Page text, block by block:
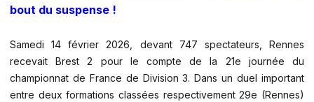
bout du suspense !
Samedi 14 février 2026, devant 747 spectateurs, Rennes
recevait Brest 2 pour le compte de la 21e journée du
championnat de France de Division 3. Dans un duel important
entre deux formations classées respectivement 29e (Rennes)